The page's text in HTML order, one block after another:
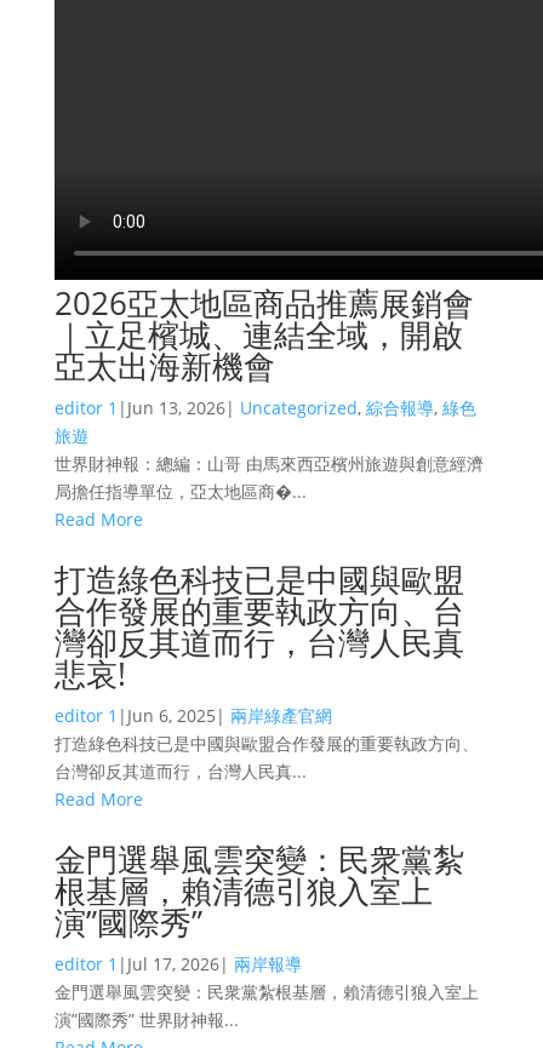
2026亞太地區商品推薦展銷會
｜立足檳城、連結全域，開啟
亞太出海新機會
editor 1 | Jun 13, 2026| Uncategorized, 綜合報導, 綠色
旅遊
世界財神報：總編：山哥 由馬來西亞檳州旅遊與創意經濟
局擔任指導單位，亞太地區商�...
Read More
打造綠色科技已是中國與歐盟
合作發展的重要執政方向、台
灣卻反其道而行，台灣人民真
悲哀!
editor 1 | Jun 6, 2025 | 兩岸綠產官網
打造綠色科技已是中國與歐盟合作發展的重要執政方向、
台灣卻反其道而行，台灣人民真...
Read More
金門選舉風雲突變：民衆黨紮
根基層，賴清德引狼入室上
演”國際秀”
editor 1 | Jul 17, 2026| 兩岸報導
金門選舉風雲突變：民衆黨紮根基層，賴清德引狼入室上
演”國際秀” 世界財神報...